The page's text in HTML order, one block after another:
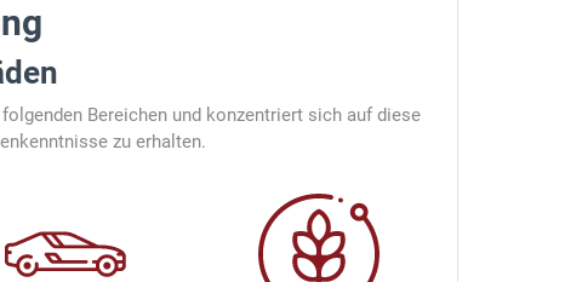
Bereichen und konzentriert sich auf diese
zu erhalten.